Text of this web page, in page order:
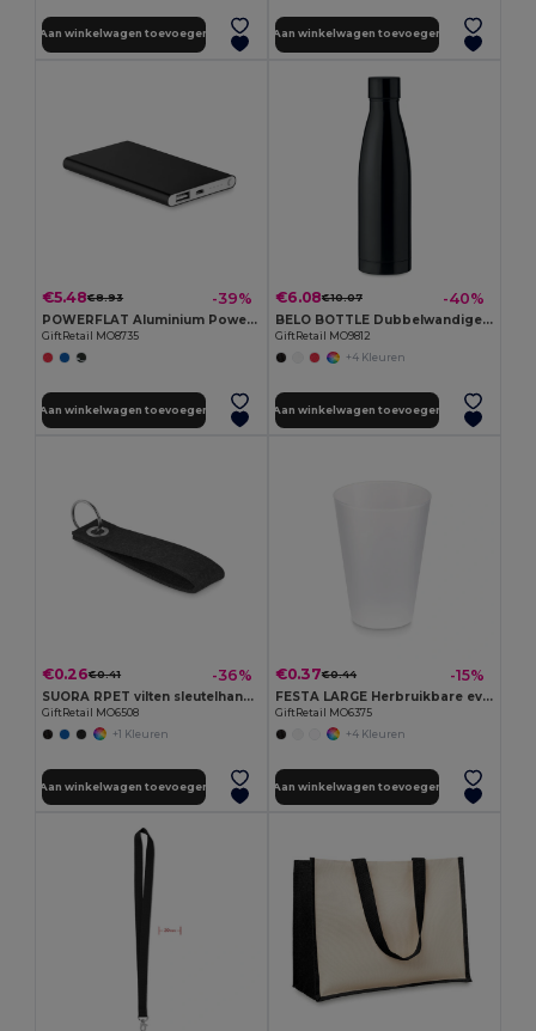
Aan winkelwagen toevoegen Aan winkelwagen toevoegen
€5.48€8.93 -39%
POWERFLAT Aluminium PowerBank 4000mAh
GiftRetail MO8735
Aan winkelwagen toevoegen
€6.08€10.07 -40%
BELO BOTTLE Dubbelwandige drinkfles 500 ml
GiftRetail MO9812
+4 Kleuren
Aan winkelwagen toevoegen
€0.26€0.41 -36%
SUORA RPET vilten sleutelhanger
GiftRetail MO6508
+1 Kleuren
Aan winkelwagen toevoegen
€0.37€0.44 -15%
FESTA LARGE Herbruikbare event beker 300ml
GiftRetail MO6375
+4 Kleuren
Aan winkelwagen toevoegen